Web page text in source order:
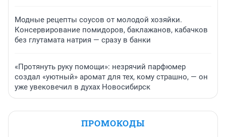
Модные рецепты соусов от молодой хозяйки.
Консервирование помидоров, баклажанов, кабачков
без глутамата натрия — сразу в банки
«Протянуть руку помощи»: незрячий парфюмер
создал «уютный» аромат для тех, кому страшно, — он
уже увековечил в духах Новосибирск
ПРОМОКОДЫ